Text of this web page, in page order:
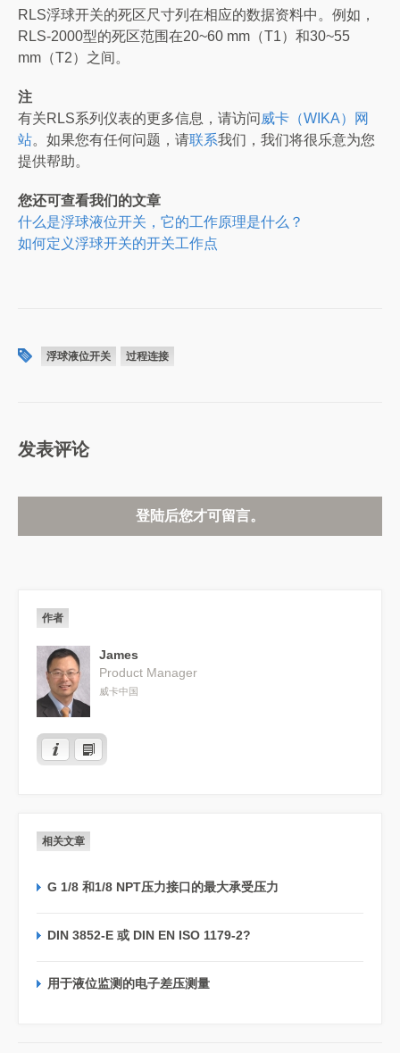
RLS浮球开关的死区尺寸列在相应的数据资料中。例如，
RLS-2000型的死区范围在20~60 mm（T1）和30~55
mm（T2）之间。
注
有关RLS系列仪表的更多信息，请访问 威卡（WIKA）网
站。如果您有任何问题，请联系我们，我们将很乐意为您
提供帮助。
您还可查看我们的文章
什么是浮球液位开关，它的工作原理是什么？
如何定义浮球开关的开关工作点
浮球液位开关 过程连接
发表评论
登陆后您才可留言。
作者
James
Product Manager
威卡中国
相关文章
G 1/8 和1/8 NPT压力接口的最大承受压力
DIN 3852-E 或 DIN EN ISO 1179-2?
用于液位监测的电子差压测量